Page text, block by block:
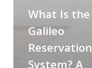
What Is the
Galileo
Reservation
System? A